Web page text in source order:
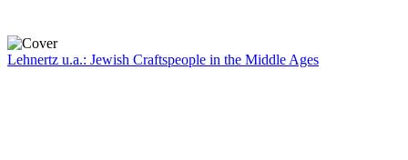
Lehnertz u.a.: Jewish Craftspeople in the Middle Ages